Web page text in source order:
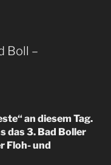
Boll –
an diesem Tag.
das 3. Bad Boller
Floh- und